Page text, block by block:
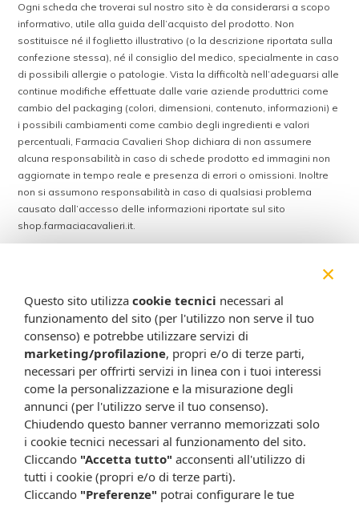
Ogni scheda che troverai sul nostro sito è da considerarsi a scopo
informativo, utile alla guida dell’acquisto del prodotto. Non
sostituisce né il foglietto illustrativo (o la descrizione riportata sulla
confezione stessa), né il consiglio del medico, specialmente in caso
di possibili allergie o patologie. Vista la difficoltà nell’adeguarsi alle
continue modifiche effettuate dalle varie aziende produttrici come
cambio del packaging (colori, dimensioni, contenuto, informazioni) e
i possibili cambiamenti come cambio degli ingredienti e valori
percentuali, Farmacia Cavalieri Shop dichiara di non assumere
alcuna responsabilità in caso di schede prodotto ed immagini non
aggiornate in tempo reale e presenza di errori o omissioni. Inoltre
non si assumono responsabilità in caso di qualsiasi problema
causato dall’accesso delle informazioni riportate sul sito
shop.farmaciacavalieri.it.
Rimani aggiornato su tutte le promozioni
Resta in contatto: (informativa sulla privacy)
×
Questo sito utilizza cookie tecnici necessari al
funzionamento del sito (per l'utilizzo non serve il tuo
consenso) e potrebbe utilizzare servizi di
marketing/profilazione, propri e/o di terze parti,
necessari per offrirti servizi in linea con i tuoi interessi
come la personalizzazione e la misurazione degli
annunci (per l'utilizzo serve il tuo consenso).
Chiudendo questo banner verranno memorizzati solo
i cookie tecnici necessari al funzionamento del sito.
Cliccando "Accetta tutto" acconsenti all'utilizzo di
tutti i cookie (propri e/o di terze parti).
Cliccando "Preferenze" potrai configurare le tue